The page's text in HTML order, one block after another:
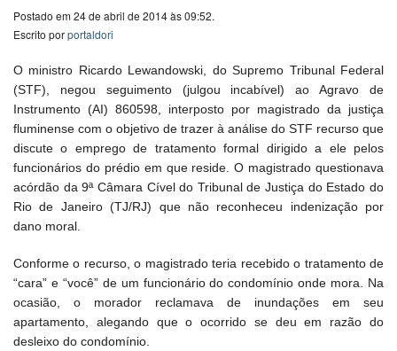
Postado em 24 de abril de 2014 às 09:52.
Escrito porportaldori
O ministro Ricardo Lewandowski, do Supremo Tribunal Federal
(STF), negou seguimento (julgou incabível) ao Agravo de
Instrumento (AI) 860598, interposto por magistrado da justiça
fluminense com o objetivo de trazer à análise do STF recurso que
discute o emprego de tratamento formal dirigido a ele pelos
funcionários do prédio em que reside. O magistrado questionava
acórdão da 9ª Câmara Cível do Tribunal de Justiça do Estado do
Rio de Janeiro (TJ/RJ) que não reconheceu indenização por
dano moral.
Conforme o recurso, o magistrado teria recebido o tratamento de
“cara” e “você” de um funcionário do condomínio onde mora. Na
ocasião, o morador reclamava de inundações em seu
apartamento, alegando que o ocorrido se deu em razão do
desleixo do condomínio.